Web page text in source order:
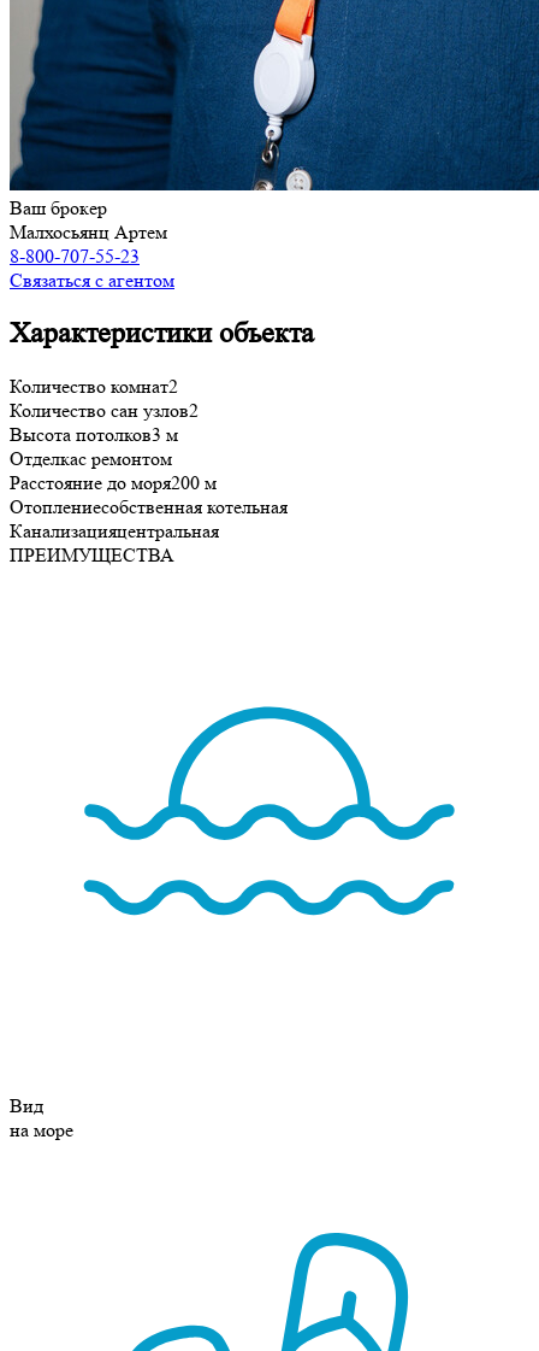
Ваш брокер
Малхосьянц Артем
8-800-707-55-23
Связаться с агентом
Характеристики объекта
Количество комнат2
Количество сан узлов2
Высота потолков3 м
Отделкас ремонтом
Расстояние до моря200 м
Отоплениесобственная котельная
Канализацияцентральная
ПРЕИМУЩЕСТВА
Вид
на море